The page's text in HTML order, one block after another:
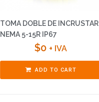
TOMA DOBLE DE INCRUSTAR
NEMA 5-15R IP67
$0 + IVA
ADD TO CART